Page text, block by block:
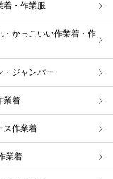
着・作業服
・かっこいい作業着・作
・ジャンパー
業着
ス作業着
業着